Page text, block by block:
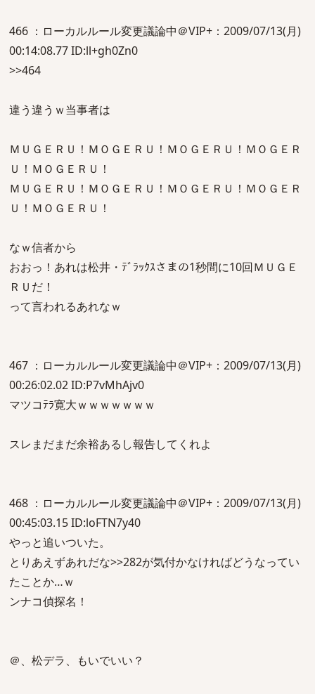
466 ：ローカルルール変更議論中＠VIP+：2009/07/13(月)
00:14:08.77 ID:ll+gh0Zn0
>>464
違う違うｗ当事者は
ＭＵＧＥＲＵ！ＭＯＧＥＲＵ！ＭＯＧＥＲＵ！ＭＯＧＥＲ
Ｕ！ＭＯＧＥＲＵ！
ＭＵＧＥＲＵ！ＭＯＧＥＲＵ！ＭＯＧＥＲＵ！ＭＯＧＥＲ
Ｕ！ＭＯＧＥＲＵ！
なｗ信者から
おおっ！あれは松井・ﾃﾞﾗｯｸｽさまの1秒間に10回ＭＵＧＥ
ＲＵだ！
って言われるあれなｗ
467 ：ローカルルール変更議論中＠VIP+：2009/07/13(月)
00:26:02.02 ID:P7vMhAjv0
マツコﾃﾗ寛大ｗｗｗｗｗｗｗ
スレまだまだ余裕あるし報告してくれよ
468 ：ローカルルール変更議論中＠VIP+：2009/07/13(月)
00:45:03.15 ID:loFTN7y40
やっと追いついた。
とりあえずあれだな>>282が気付かなければどうなってい
たことか…ｗ
ンナコ偵探名！
＠、松デラ、もいでいい？